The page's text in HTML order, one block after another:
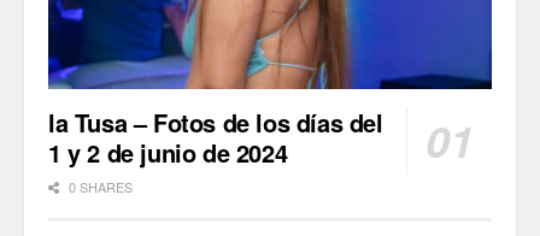
la Tusa – Fotos de los días del
1 y 2 de junio de 2024
0 SHARES